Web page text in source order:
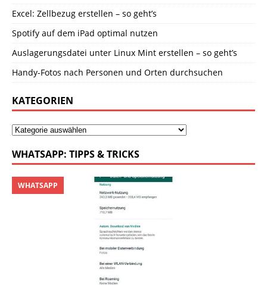
Excel: Zellbezug erstellen – so geht’s
Spotify auf dem iPad optimal nutzen
Auslagerungsdatei unter Linux Mint erstellen – so geht’s
Handy-Fotos nach Personen und Orten durchsuchen
KATEGORIEN
WHATSAPP: TIPPS & TRICKS
WHATSAPP